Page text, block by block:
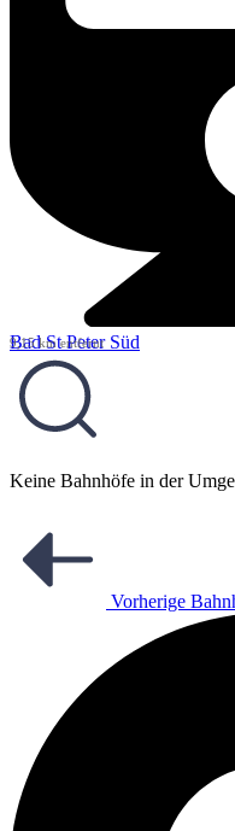
Bad St Peter Süd
9,15 km entfernt
Keine Bahnhöfe in der
Vorherige